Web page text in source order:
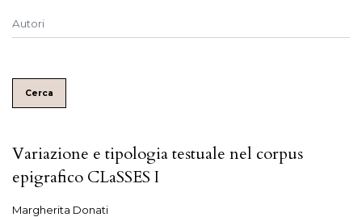
Cerca
Variazione e tipologia testuale nel corpus
epigrafico CLaSSES I
Margherita Donati